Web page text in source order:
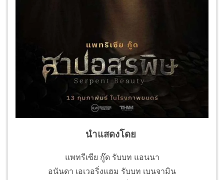
นำแสดงโดย
แพทรีเซีย กู๊ด รับบท แอนนา
อนันดา เอเวอริ่งแฮม รับบท เบนจามิน